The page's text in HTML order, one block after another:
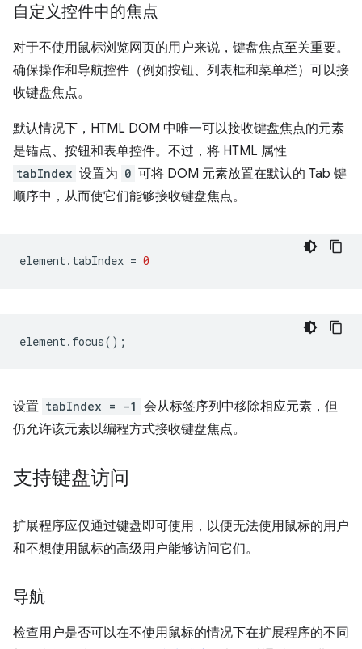
自定义控件中的焦点
对于不使用鼠标浏览网页的用户来说，键盘焦点至关重要。
确保操作和导航控件（例如按钮、列表框和菜单栏）可以接
收键盘焦点。
默认情况下，HTML DOM 中唯一可以接收键盘焦点的元素
是锚点、按钮和表单控件。不过，将 HTML 属性
tabIndex 设置为 0 可将 DOM 元素放置在默认的 Tab 键
顺序中，从而使它们能够接收键盘焦点。
element . tabIndex = 0
element . focus();
设置 tabIndex = -1 会从标签序列中移除相应元素，但
仍允许该元素以编程方式接收键盘焦点。
支持键盘访问
扩展程序应仅通过键盘即可使用，以便无法使用鼠标的用户
和不想使用鼠标的高级用户能够访问它们。
导航
检查用户是否可以在不使用鼠标的情况下在扩展程序的不同